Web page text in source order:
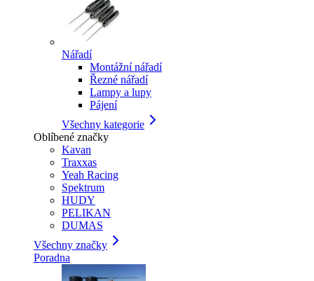
Nářadí
Montážní nářadí
Řezné nářadí
Lampy a lupy
Pájení
Všechny kategorie
Oblíbené značky
Kavan
Traxxas
Yeah Racing
Spektrum
HUDY
PELIKAN
DUMAS
Všechny značky
Poradna